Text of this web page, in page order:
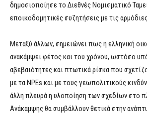
δημοσιοποίησε το Διεθνές Νομισματικό
εποικοδομητικές συζητήσεις με τις
Μεταξύ άλλων, σημειώνει πως η ελληνική
ανακάμψει φέτος και του χρόνου, ωστόσο
αβεβαιότητες και πτωτικά ρίσκα που
με τα NPEs και με τους γεωπολιτικούς
άλλη πλευρά η υλοποίηση των σχεδίων στο
Ανάκαμψης θα συμβάλλουν θετικά στην